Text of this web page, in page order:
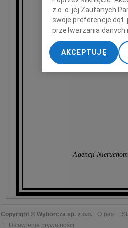
Agencji
Copyright © Wyborcza sp. z o.o. O nas
Ustawienia prywatności
z o. o. jej Zaufanych
swoje preferencje dot.
przetwarzania danych
„Ustawienia
My, nasi Zaufani
dokładnych danych
Przechowywanie
AKCEPTUJĘ